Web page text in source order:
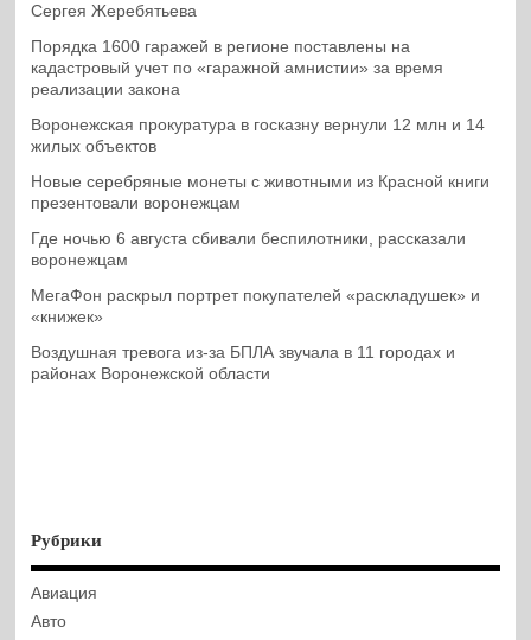
Сергея Жеребятьева
Порядка 1600 гаражей в регионе поставлены на
кадастровый учет по «гаражной амнистии» за время
реализации закона
Воронежская прокуратура в госказну вернули 12 млн и 14
жилых объектов
Новые серебряные монеты с животными из Красной книги
презентовали воронежцам
Где ночью 6 августа сбивали беспилотники, рассказали
воронежцам
МегаФон раскрыл портрет покупателей «раскладушек» и
«книжек»
Воздушная тревога из-за БПЛА звучала в 11 городах и
районах Воронежской области
Рубрики
Авиация
Авто